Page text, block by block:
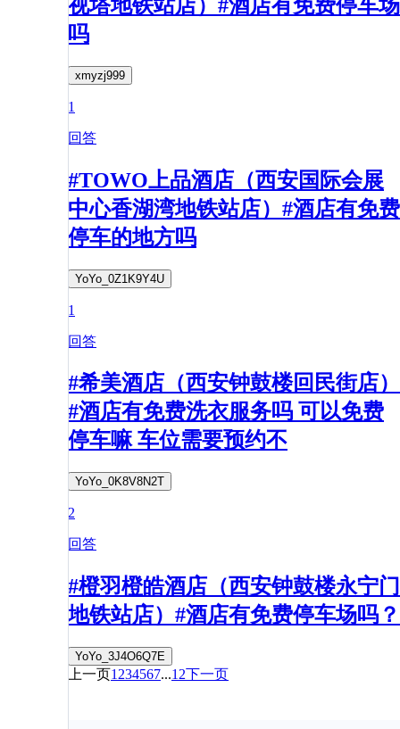
视塔地铁站店）#酒店有免费停车场
吗
xmyzj999
1
回答
#TOWO上品酒店（西安国际会展
中心香湖湾地铁站店）#酒店有免费
停车的地方吗
YoYo_0Z1K9Y4U
1
回答
#希美酒店（西安钟鼓楼回民街店）
#酒店有免费洗衣服务吗 可以免费
停车嘛 车位需要预约不
YoYo_0K8V8N2T
2
回答
#橙羽橙皓酒店（西安钟鼓楼永宁门
地铁站店）#酒店有免费停车场吗？
YoYo_3J4O6Q7E
上一页1 234567...12下一页